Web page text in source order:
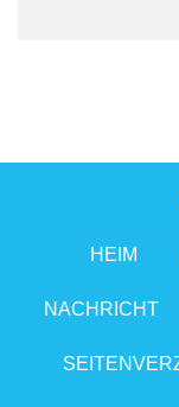
HEIM
NACHRICHT